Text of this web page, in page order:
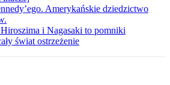
Amerykańskie dziedzictwo
i Nagasaki to pomniki
świat ostrzeżenie